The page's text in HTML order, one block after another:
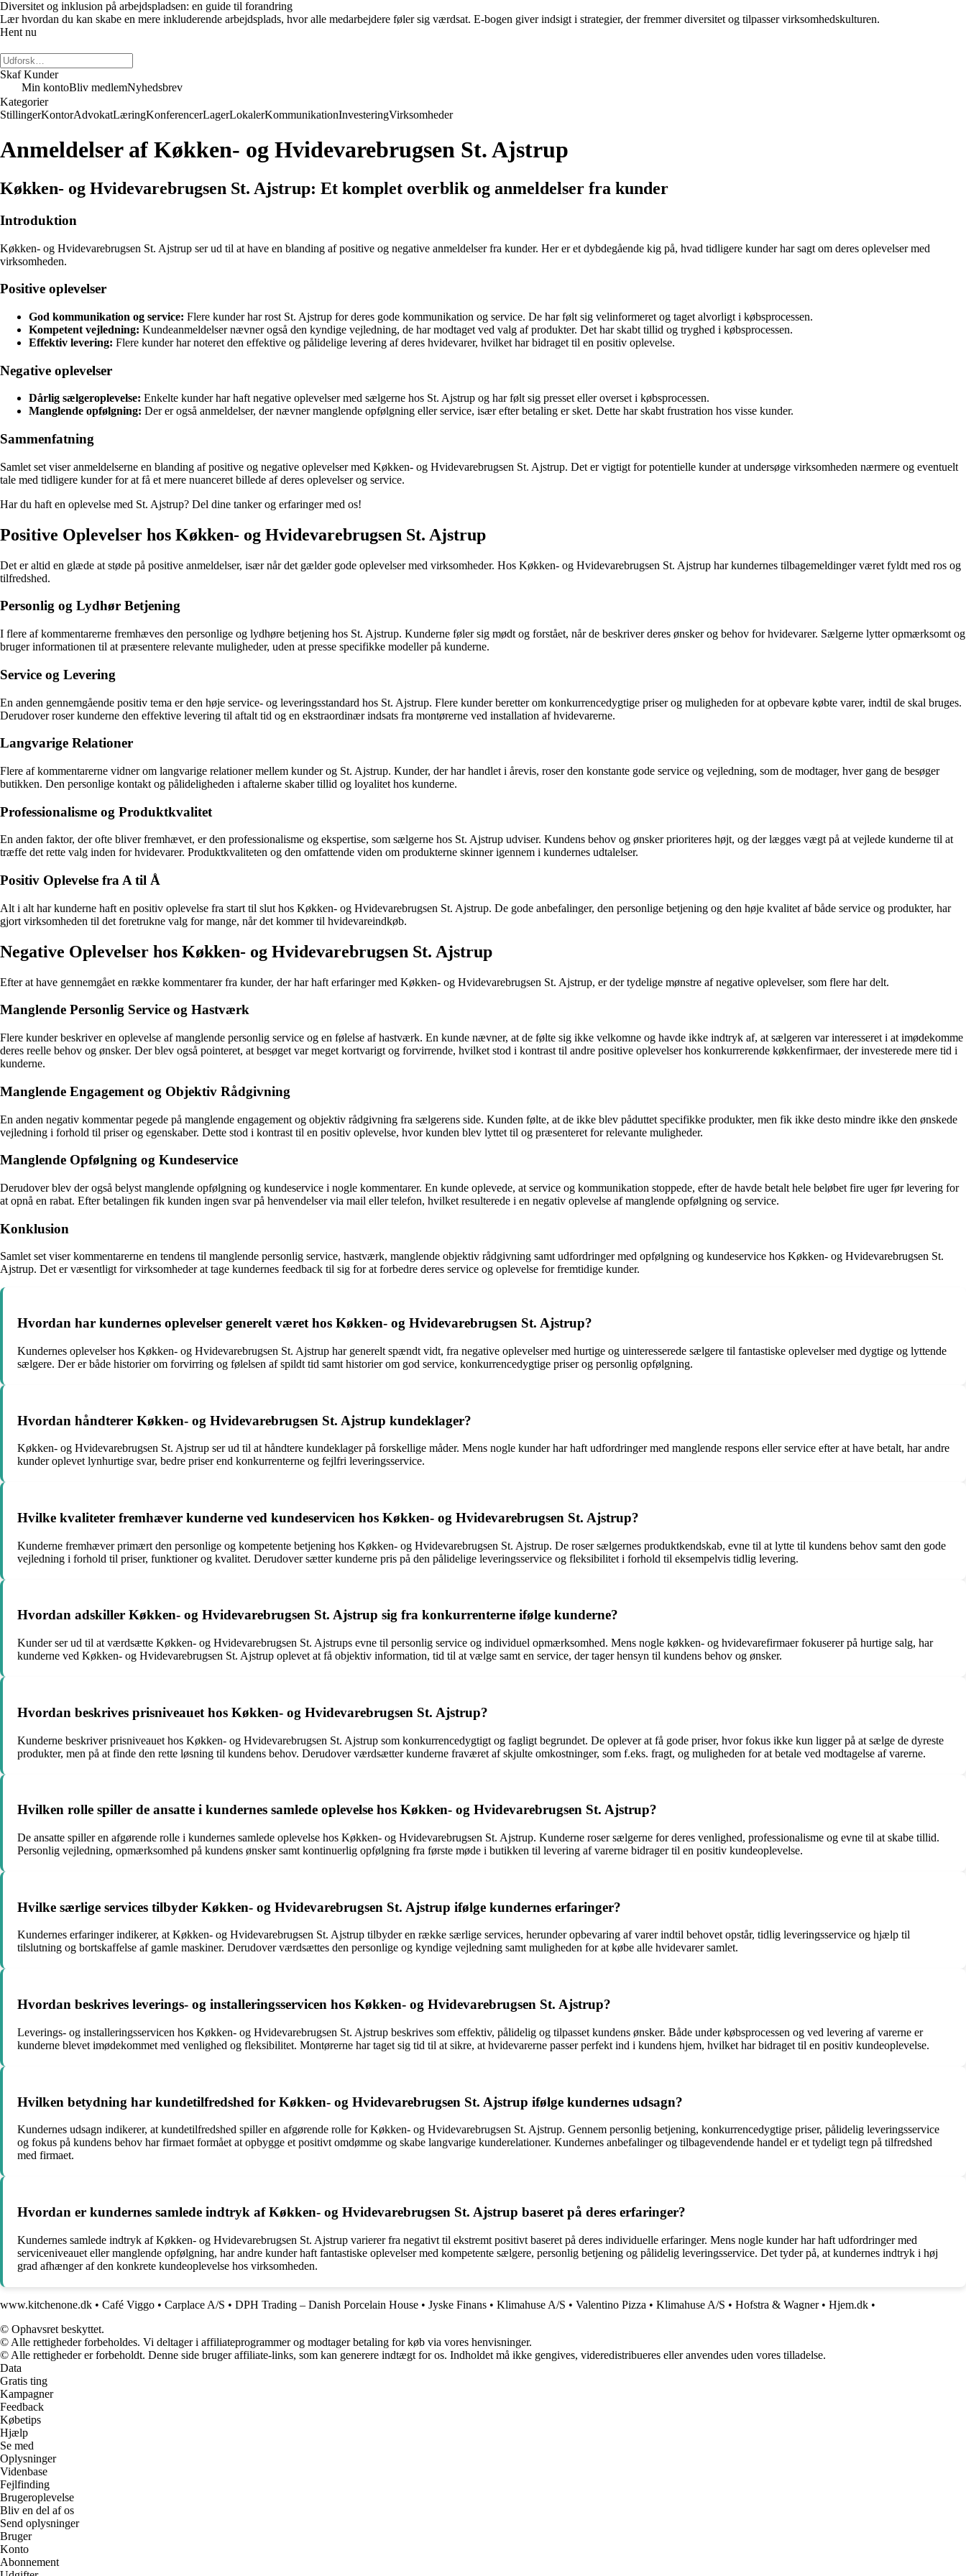
Diversitet og inklusion på arbejdspladsen: en guide til forandring
Lær hvordan du kan skabe en mere inkluderende arbejdsplads, hvor alle medarbejdere føler sig værdsat. E-bogen giver indsigt i strategier, der fremmer diversitet og tilpasser virksomhedskulturen.
Hent nu
Skaf Kunder
Min kontoBliv medlemNyhedsbrev
Kategorier
StillingerKontorAdvokatLæringKonferencerLagerLokalerKommunikationInvesteringVirksomheder
Anmeldelser af Køkken- og Hvidevarebrugsen St. Ajstrup
Køkken- og Hvidevarebrugsen St. Ajstrup: Et komplet overblik og anmeldelser fra kunder
Introduktion
Køkken- og Hvidevarebrugsen St. Ajstrup ser ud til at have en blanding af positive og negative anmeldelser fra kunder. Her er et dybdegående kig på, hvad tidligere kunder har sagt om deres oplevelser med
virksomheden.
Positive oplevelser
God kommunikation og service: Flere kunder har rost St. Ajstrup for deres gode kommunikation og service. De har følt sig velinformeret og taget alvorligt i købsprocessen.
Kompetent vejledning: Kundeanmeldelser nævner også den kyndige vejledning, de har modtaget ved valg af produkter. Det har skabt tillid og tryghed i købsprocessen.
Effektiv levering: Flere kunder har noteret den effektive og pålidelige levering af deres hvidevarer, hvilket har bidraget til en positiv oplevelse.
Negative oplevelser
Dårlig sælgeroplevelse: Enkelte kunder har haft negative oplevelser med sælgerne hos St. Ajstrup og har følt sig presset eller overset i købsprocessen.
Manglende opfølgning: Der er også anmeldelser, der nævner manglende opfølgning eller service, især efter betaling er sket. Dette har skabt frustration hos visse kunder.
Sammenfatning
Samlet set viser anmeldelserne en blanding af positive og negative oplevelser med Køkken- og Hvidevarebrugsen St. Ajstrup. Det er vigtigt for potentielle kunder at undersøge virksomheden nærmere og eventuelt
tale med tidligere kunder for at få et mere nuanceret billede af deres oplevelser og service.
Har du haft en oplevelse med St. Ajstrup? Del dine tanker og erfaringer med os!
Positive Oplevelser hos Køkken- og Hvidevarebrugsen St. Ajstrup
Det er altid en glæde at støde på positive anmeldelser, især når det gælder gode oplevelser med virksomheder. Hos Køkken- og Hvidevarebrugsen St. Ajstrup har kundernes tilbagemeldinger været fyldt med ros og
tilfredshed.
Personlig og Lydhør Betjening
I flere af kommentarerne fremhæves den personlige og lydhøre betjening hos St. Ajstrup. Kunderne føler sig mødt og forstået, når de beskriver deres ønsker og behov for hvidevarer. Sælgerne lytter opmærksomt og
bruger informationen til at præsentere relevante muligheder, uden at presse specifikke modeller på kunderne.
Service og Levering
En anden gennemgående positiv tema er den høje service- og leveringsstandard hos St. Ajstrup. Flere kunder beretter om konkurrencedygtige priser og muligheden for at opbevare købte varer, indtil de skal bruges.
Derudover roser kunderne den effektive levering til aftalt tid og en ekstraordinær indsats fra montørerne ved installation af hvidevarerne.
Langvarige Relationer
Flere af kommentarerne vidner om langvarige relationer mellem kunder og St. Ajstrup. Kunder, der har handlet i årevis, roser den konstante gode service og vejledning, som de modtager, hver gang de besøger
butikken. Den personlige kontakt og pålideligheden i aftalerne skaber tillid og loyalitet hos kunderne.
Professionalisme og Produktkvalitet
En anden faktor, der ofte bliver fremhævet, er den professionalisme og ekspertise, som sælgerne hos St. Ajstrup udviser. Kundens behov og ønsker prioriteres højt, og der lægges vægt på at vejlede kunderne til at
træffe det rette valg inden for hvidevarer. Produktkvaliteten og den omfattende viden om produkterne skinner igennem i kundernes udtalelser.
Positiv Oplevelse fra A til Å
Alt i alt har kunderne haft en positiv oplevelse fra start til slut hos Køkken- og Hvidevarebrugsen St. Ajstrup. De gode anbefalinger, den personlige betjening og den høje kvalitet af både service og produkter, har
gjort virksomheden til det foretrukne valg for mange, når det kommer til hvidevareindkøb.
Negative Oplevelser hos Køkken- og Hvidevarebrugsen St. Ajstrup
Efter at have gennemgået en række kommentarer fra kunder, der har haft erfaringer med Køkken- og Hvidevarebrugsen St. Ajstrup, er der tydelige mønstre af negative oplevelser, som flere har delt.
Manglende Personlig Service og Hastværk
Flere kunder beskriver en oplevelse af manglende personlig service og en følelse af hastværk. En kunde nævner, at de følte sig ikke velkomne og havde ikke indtryk af, at sælgeren var interesseret i at imødekomme
deres reelle behov og ønsker. Der blev også pointeret, at besøget var meget kortvarigt og forvirrende, hvilket stod i kontrast til andre positive oplevelser hos konkurrerende køkkenfirmaer, der investerede mere tid i
kunderne.
Manglende Engagement og Objektiv Rådgivning
En anden negativ kommentar pegede på manglende engagement og objektiv rådgivning fra sælgerens side. Kunden følte, at de ikke blev påduttet specifikke produkter, men fik ikke desto mindre ikke den ønskede
vejledning i forhold til priser og egenskaber. Dette stod i kontrast til en positiv oplevelse, hvor kunden blev lyttet til og præsenteret for relevante muligheder.
Manglende Opfølgning og Kundeservice
Derudover blev der også belyst manglende opfølgning og kundeservice i nogle kommentarer. En kunde oplevede, at service og kommunikation stoppede, efter de havde betalt hele beløbet fire uger før levering for
at opnå en rabat. Efter betalingen fik kunden ingen svar på henvendelser via mail eller telefon, hvilket resulterede i en negativ oplevelse af manglende opfølgning og service.
Konklusion
Samlet set viser kommentarerne en tendens til manglende personlig service, hastværk, manglende objektiv rådgivning samt udfordringer med opfølgning og kundeservice hos Køkken- og Hvidevarebrugsen St.
Ajstrup. Det er væsentligt for virksomheder at tage kundernes feedback til sig for at forbedre deres service og oplevelse for fremtidige kunder.
Hvordan har kundernes oplevelser generelt været hos Køkken- og Hvidevarebrugsen St. Ajstrup?
Kundernes oplevelser hos Køkken- og Hvidevarebrugsen St. Ajstrup har generelt spændt vidt, fra negative oplevelser med hurtige og uinteresserede sælgere til fantastiske oplevelser med dygtige og lyttende
sælgere. Der er både historier om forvirring og følelsen af spildt tid samt historier om god service, konkurrencedygtige priser og personlig opfølgning.
Hvordan håndterer Køkken- og Hvidevarebrugsen St. Ajstrup kundeklager?
Køkken- og Hvidevarebrugsen St. Ajstrup ser ud til at håndtere kundeklager på forskellige måder. Mens nogle kunder har haft udfordringer med manglende respons eller service efter at have betalt, har andre
kunder oplevet lynhurtige svar, bedre priser end konkurrenterne og fejlfri leveringsservice.
Hvilke kvaliteter fremhæver kunderne ved kundeservicen hos Køkken- og Hvidevarebrugsen St. Ajstrup?
Kunderne fremhæver primært den personlige og kompetente betjening hos Køkken- og Hvidevarebrugsen St. Ajstrup. De roser sælgernes produktkendskab, evne til at lytte til kundens behov samt den gode
vejledning i forhold til priser, funktioner og kvalitet. Derudover sætter kunderne pris på den pålidelige leveringsservice og fleksibilitet i forhold til eksempelvis tidlig levering.
Hvordan adskiller Køkken- og Hvidevarebrugsen St. Ajstrup sig fra konkurrenterne ifølge kunderne?
Kunder ser ud til at værdsætte Køkken- og Hvidevarebrugsen St. Ajstrups evne til personlig service og individuel opmærksomhed. Mens nogle køkken- og hvidevarefirmaer fokuserer på hurtige salg, har
kunderne ved Køkken- og Hvidevarebrugsen St. Ajstrup oplevet at få objektiv information, tid til at vælge samt en service, der tager hensyn til kundens behov og ønsker.
Hvordan beskrives prisniveauet hos Køkken- og Hvidevarebrugsen St. Ajstrup?
Kunderne beskriver prisniveauet hos Køkken- og Hvidevarebrugsen St. Ajstrup som konkurrencedygtigt og fagligt begrundet. De oplever at få gode priser, hvor fokus ikke kun ligger på at sælge de dyreste
produkter, men på at finde den rette løsning til kundens behov. Derudover værdsætter kunderne fraværet af skjulte omkostninger, som f.eks. fragt, og muligheden for at betale ved modtagelse af varerne.
Hvilken rolle spiller de ansatte i kundernes samlede oplevelse hos Køkken- og Hvidevarebrugsen St. Ajstrup?
De ansatte spiller en afgørende rolle i kundernes samlede oplevelse hos Køkken- og Hvidevarebrugsen St. Ajstrup. Kunderne roser sælgerne for deres venlighed, professionalisme og evne til at skabe tillid.
Personlig vejledning, opmærksomhed på kundens ønsker samt kontinuerlig opfølgning fra første møde i butikken til levering af varerne bidrager til en positiv kundeoplevelse.
Hvilke særlige services tilbyder Køkken- og Hvidevarebrugsen St. Ajstrup ifølge kundernes erfaringer?
Kundernes erfaringer indikerer, at Køkken- og Hvidevarebrugsen St. Ajstrup tilbyder en række særlige services, herunder opbevaring af varer indtil behovet opstår, tidlig leveringsservice og hjælp til
tilslutning og bortskaffelse af gamle maskiner. Derudover værdsættes den personlige og kyndige vejledning samt muligheden for at købe alle hvidevarer samlet.
Hvordan beskrives leverings- og installeringsservicen hos Køkken- og Hvidevarebrugsen St. Ajstrup?
Leverings- og installeringsservicen hos Køkken- og Hvidevarebrugsen St. Ajstrup beskrives som effektiv, pålidelig og tilpasset kundens ønsker. Både under købsprocessen og ved levering af varerne er
kunderne blevet imødekommet med venlighed og fleksibilitet. Montørerne har taget sig tid til at sikre, at hvidevarerne passer perfekt ind i kundens hjem, hvilket har bidraget til en positiv kundeoplevelse.
Hvilken betydning har kundetilfredshed for Køkken- og Hvidevarebrugsen St. Ajstrup ifølge kundernes udsagn?
Kundernes udsagn indikerer, at kundetilfredshed spiller en afgørende rolle for Køkken- og Hvidevarebrugsen St. Ajstrup. Gennem personlig betjening, konkurrencedygtige priser, pålidelig leveringsservice
og fokus på kundens behov har firmaet formået at opbygge et positivt omdømme og skabe langvarige kunderelationer. Kundernes anbefalinger og tilbagevendende handel er et tydeligt tegn på tilfredshed
med firmaet.
Hvordan er kundernes samlede indtryk af Køkken- og Hvidevarebrugsen St. Ajstrup baseret på deres erfaringer?
Kundernes samlede indtryk af Køkken- og Hvidevarebrugsen St. Ajstrup varierer fra negativt til ekstremt positivt baseret på deres individuelle erfaringer. Mens nogle kunder har haft udfordringer med
serviceniveauet eller manglende opfølgning, har andre kunder haft fantastiske oplevelser med kompetente sælgere, personlig betjening og pålidelig leveringsservice. Det tyder på, at kundernes indtryk i høj
grad afhænger af den konkrete kundeoplevelse hos virksomheden.
www.kitchenone.dk • Café Viggo • Carplace A/S • DPH Trading – Danish Porcelain House • Jyske Finans • Klimahuse A/S • Valentino Pizza • Klimahuse A/S • Hofstra & Wagner• Hjem.dk •
© Ophavsret beskyttet.
© Alle rettigheder forbeholdes. Vi deltager i affiliateprogrammer og modtager betaling for køb via vores henvisninger.
© Alle rettigheder er forbeholdt. Denne side bruger affiliate-links, som kan generere indtægt for os. Indholdet må ikke gengives, videredistribueres eller anvendes uden vores tilladelse.
Data
Gratis ting
Kampagner
Feedback
Købetips
Hjælp
Se med
Oplysninger
Videnbase
Fejlfinding
Brugeroplevelse
Bliv en del af os
Send oplysninger
Bruger
Konto
Abonnement